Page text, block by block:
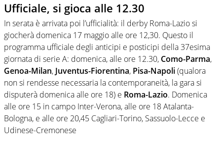
Ufficiale, si gioca alle 12.30
In serata è arrivata poi l’ufficialità: il derby Roma-Lazio si
giocherà domenica 17 maggio alle ore 12,30. Questo il
programma ufficiale degli anticipi e posticipi della 37esima
giornata di serie A: domenica, alle ore 12.30, Como-Parma,
Genoa-Milan, Juventus-Fiorentina, Pisa-Napoli(qualora
non si rendesse necessaria la contemporaneità, la gara si
disputerà domenica alle ore 18) e Roma-Lazio. Domenica
alle ore 15 in campo Inter-Verona, alle ore 18 Atalanta-
Bologna, e alle ore 20,45 Cagliari-Torino, Sassuolo-Lecce e
Udinese-Cremonese